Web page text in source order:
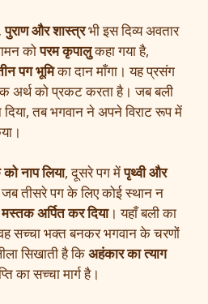
पुराण और शास्त्रभी इस दिव्य अवतार
कोपरम कृपालुकहा गया है,
पग भूमिका दान माँगा। यह प्रसंग
अर्थ को प्रकट करता है। जब बली
तब भगवान ने अपने विराट रूप में
नाप लिया, दूसरे पग मेंपृथ्वी और
तीसरे पग के लिए कोई स्थान न
मस्तक अर्पित कर दिया। यहाँ बली का
सच्चा भक्त बनकर भगवान के चरणों
सिखाती है किअहंकार का त्याग
का सच्चा मार्ग है।